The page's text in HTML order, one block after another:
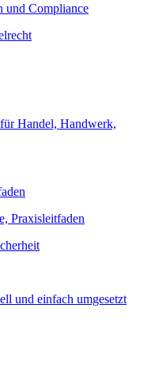
und Compliance
Handel, Handwerk,
Praxisleitfaden
und einfach umgesetzt